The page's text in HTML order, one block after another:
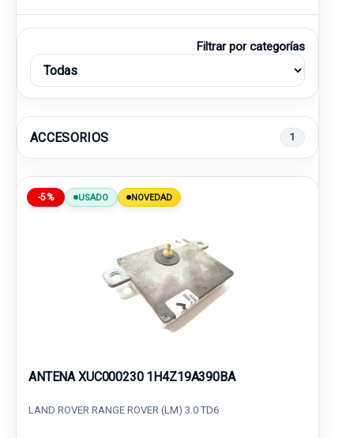
Filtrar por categorías
ACCESORIOS 1
-5% USADO NOVEDAD
ANTENA XUC000230 1H4Z19A390BA
LAND ROVER RANGE ROVER (LM) 3.0 TD6